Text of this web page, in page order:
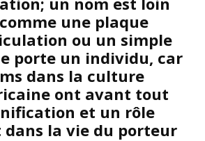
une plaque
ou un simple
porte un individu, car
dans la culture
ont avant tout
et un rôle
la vie du porteur